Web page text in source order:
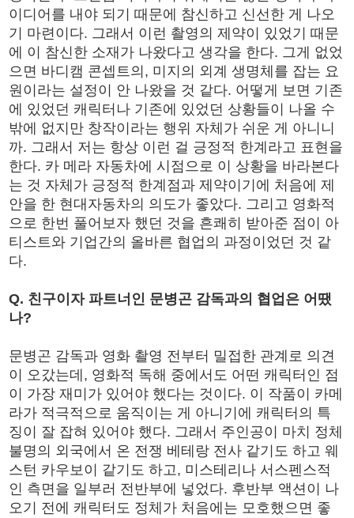
이디어를 내야 되기 때문에 참신하고 신선한 게 나오
기 마련이다. 그래서 이런 촬영의 제약이 있었기 때문
에 이 참신한 소재가 나왔다고 생각을 한다. 그게 없었
으면 바디캠 콘셉트의, 미지의 외계 생명체를 잡는 요
원이라는 설정이 안 나왔을 것 같다. 어떻게 보면 기존
에 있었던 캐릭터나 기존에 있었던 상황들이 나올 수
밖에 없지만 창작이라는 행위 자체가 쉬운 게 아니니
까. 그래서 저는 항상 이런 걸 긍정적 한계라고 표현을
한다. 카 메라 자동차에 시점으로 이 상황을 바라본다
는 것 자체가 긍정적 한계점과 제약이기에 처음에 제
안을 한 현대자동차의 의도가 좋았다. 그리고 영화적
으로 한번 풀어보자 했던 것을 흔쾌히 받아준 점이 아
티스트와 기업간의 올바른 협업의 과정이었던 것 같
다.
Q. 친구이자 파트너인 문병곤 감독과의 협업은 어땠
나?
문병곤 감독과 영화 촬영 전부터 밀접한 관계로 의견
이 오갔는데, 영화적 독해 중에서도 어떤 캐릭터인 점
이 가장 재미가 있어야 했다는 것이다. 이 작품이 카메
라가 적극적으로 움직이는 게 아니기에 캐릭터의 특
징이 잘 잡혀 있어야 했다. 그래서 주인공이 마치 정체
불명의 외국에서 온 전쟁 베테랑 전사 같기도 하고 웨
스턴 카우보이 같기도 하고, 미스테리나 서스펜스적
인 측면을 일부러 전반부에 넣었다. 후반부 액션이 나
오기 전에 캐릭터도 정체가 처음에는 모호했으면 좋